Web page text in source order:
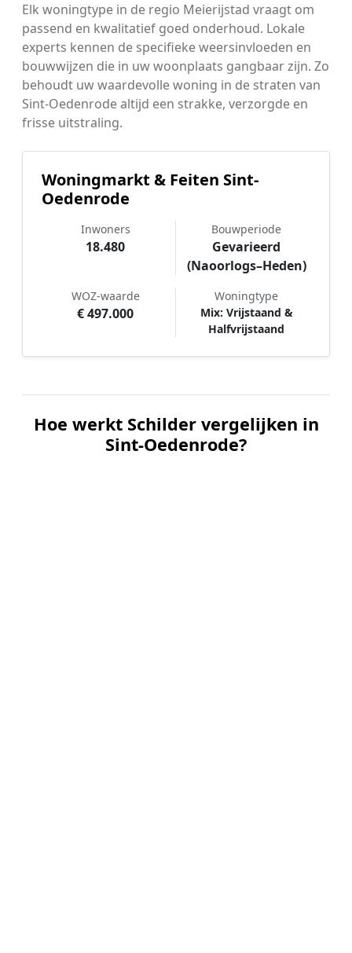
Elk woningtype in de regio Meierijstad vraagt om
passend en kwalitatief goed onderhoud. Lokale
experts kennen de specifieke weersinvloeden en
bouwwijzen die in uw woonplaats gangbaar zijn. Zo
behoudt uw waardevolle woning in de straten van
Sint-Oedenrode altijd een strakke, verzorgde en
frisse uitstraling.
Woningmarkt & Feiten Sint-
Oedenrode
Inwoners
18.480
Bouwperiode
Gevarieerd
(Naoorlogs–Heden)
WOZ-waarde
€ 497.000
Woningtype
Mix: Vrijstaand &
Halfvrijstaand
Hoe werkt Schilder vergelijken in
Sint-Oedenrode?